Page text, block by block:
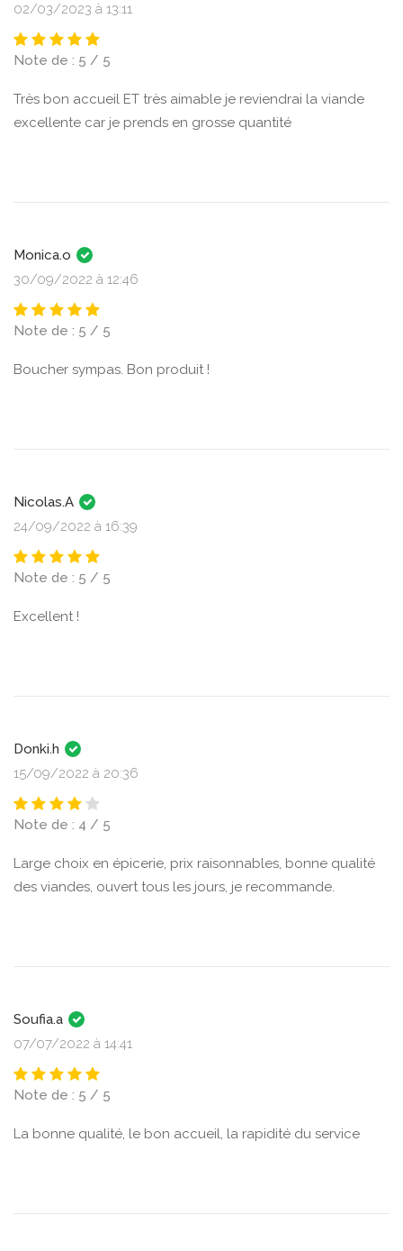
02/03/2023 à 13:11
Note de : 5 / 5
Très bon accueil ET très aimable je reviendrai la viande
excellente car je prends en grosse quantité
Monica.o
30/09/2022 à 12:46
Note de : 5 / 5
Boucher sympas. Bon produit !
Nicolas.A
24/09/2022 à 16:39
Note de : 5 / 5
Excellent !
Donki.h
15/09/2022 à 20:36
Note de : 4 / 5
Large choix en épicerie, prix raisonnables, bonne qualité
des viandes, ouvert tous les jours, je recommande.
Soufia.a
07/07/2022 à 14:41
Note de : 5 / 5
La bonne qualité, le bon accueil, la rapidité du service